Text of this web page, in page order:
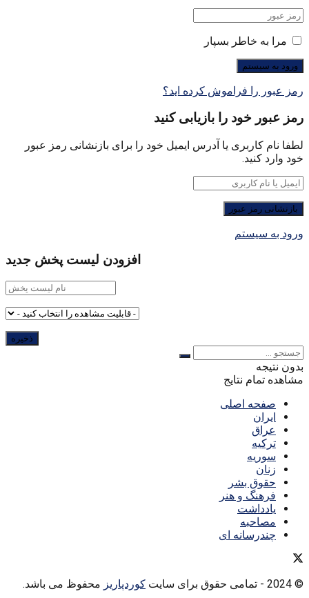
مرا به خاطر بسپار
رمز عبور را فراموش کرده اید؟
رمز عبور خود را بازیابی کنید
لطفا نام کاربری یا آدرس ایمیل خود را برای بازنشانی رمز عبور
خود وارد کنید.
ورود به سیستم
افزودن لیست پخش جدید
بدون نتیجه
مشاهده تمام نتایج
صفحه اصلی
ایران
عراق
ترکیه
سوریه
زنان
حقوق بشر
فرهنگ و هنر
یادداشت
مصاحبه
چندرسانه ای
© 2024 - تمامی حقوق برای سایت کوردپاریز محفوظ می باشد.